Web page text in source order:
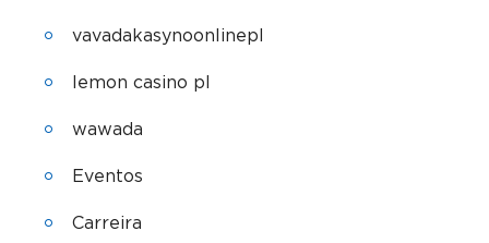
vavadakasynoonlinepl
lemon casino pl
wawada
Eventos
Carreira